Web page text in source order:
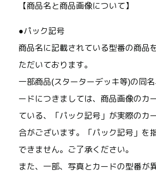
【商品名と商品画像について】
●パック記号
商品名に記載されている型番の商品
ただいております。
一部商品(スターターデッキ等)の同
ードにつきましては、商品画像のカ
ている、「パック記号」が実際のカ
合がございます。「パック記号」を
できません。ご了承ください。
また、一部、写真とカードの型番が